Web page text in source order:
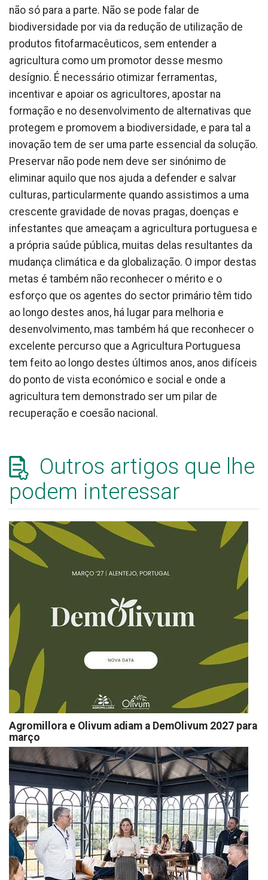
não só para a parte. Não se pode falar de
biodiversidade por via da redução de utilização de
produtos fitofarmacêuticos, sem entender a
agricultura como um promotor desse mesmo
desígnio. É necessário otimizar ferramentas,
incentivar e apoiar os agricultores, apostar na
formação e no desenvolvimento de alternativas que
protegem e promovem a biodiversidade, e para tal a
inovação tem de ser uma parte essencial da solução.
Preservar não pode nem deve ser sinónimo de
eliminar aquilo que nos ajuda a defender e salvar
culturas, particularmente quando assistimos a uma
crescente gravidade de novas pragas, doenças e
infestantes que ameaçam a agricultura portuguesa e
a própria saúde pública, muitas delas resultantes da
mudança climática e da globalização. O impor destas
metas é também não reconhecer o mérito e o
esforço que os agentes do sector primário têm tido
ao longo destes anos, há lugar para melhoria e
desenvolvimento, mas também há que reconhecer o
excelente percurso que a Agricultura Portuguesa
tem feito ao longo destes últimos anos, anos difíceis
do ponto de vista económico e social e onde a
agricultura tem demonstrado ser um pilar de
recuperação e coesão nacional.
Outros artigos que lhe
podem interessar
Agromillora e Olivum adiam a DemOlivum 2027 para
março